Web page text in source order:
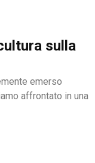
sulla
emerso
affrontato in una